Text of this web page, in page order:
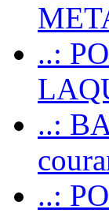
..:
..:
..: